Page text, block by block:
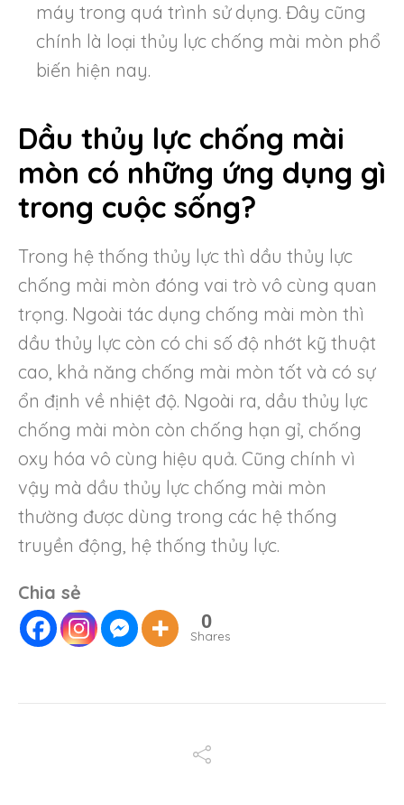
máy trong quá trình sử dụng. Đây cũng
chính là loại thủy lực chống mài mòn phổ
biến hiện nay.
Dầu thủy lực chống mài
mòn có những ứng dụng gì
trong cuộc sống?
Trong hệ thống thủy lực thì dầu thủy lực
chống mài mòn đóng vai trò vô cùng quan
trọng. Ngoài tác dụng chống mài mòn thì
dầu thủy lực còn có chi số độ nhớt kỹ thuật
cao, khả năng chống mài mòn tốt và có sự
ổn định về nhiệt độ. Ngoài ra, dầu thủy lực
chống mài mòn còn chống hạn gỉ, chống
oxy hóa vô cùng hiệu quả. Cũng chính vì
vậy mà dầu thủy lực chống mài mòn
thường được dùng trong các hệ thống
truyền động, hệ thống thủy lực.
Chia sẻ
0
Shares